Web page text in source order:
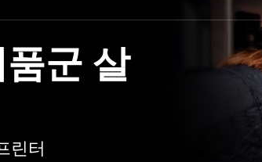
군 살
린터